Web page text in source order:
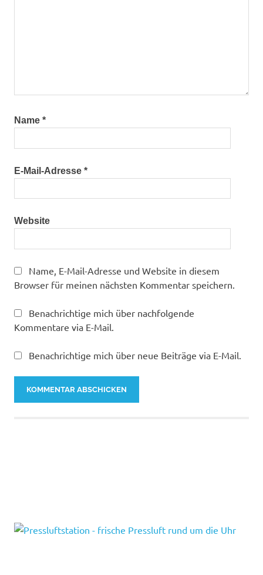
Name *
E-Mail-Adresse *
Website
Name, E-Mail-Adresse und Website in diesem
Browser für meinen nächsten Kommentar speichern.
Benachrichtige mich über nachfolgende
Kommentare via E-Mail.
Benachrichtige mich über neue Beiträge via E-Mail.